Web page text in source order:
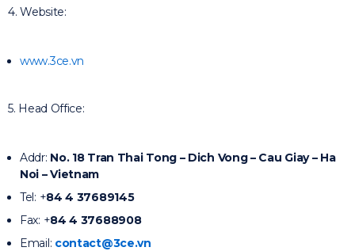
4. Website:
www.3ce.vn
5. Head Office:
Addr: No. 18 Tran Thai Tong – Dich Vong – Cau Giay – Ha
Noi – Vietnam
Tel: +84 4 37689145
Fax: +84 4 37688908
Email: contact@3ce.vn